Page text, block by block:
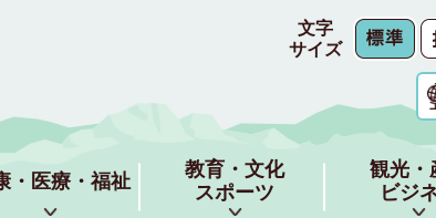
文字
サイズ
・医療・福祉
教育・文化
スポーツ
観光・
ビジ